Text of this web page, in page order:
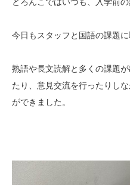
今日もスタッフと国語の課題に
熟語や長文読解と多くの課題
たり、意見交流を行ったりし
ができました。